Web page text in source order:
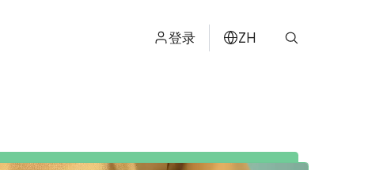
登录 ZH
日本